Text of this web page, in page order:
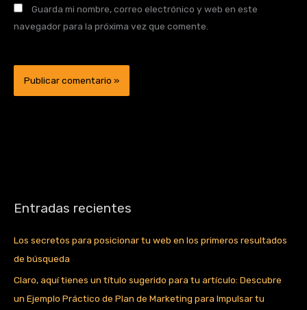
Guarda mi nombre, correo electrónico y web en este
navegador para la próxima vez que comente.
Entradas recientes
Los secretos para posicionar tu web en los primeros resultados
de búsqueda
Claro, aquí tienes un título sugerido para tu artículo: Descubre
un Ejemplo Práctico de Plan de Marketing para Impulsar tu